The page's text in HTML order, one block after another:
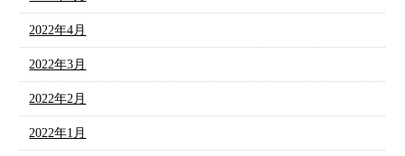
2022年4月
2022年3月
2022年2月
2022年1月